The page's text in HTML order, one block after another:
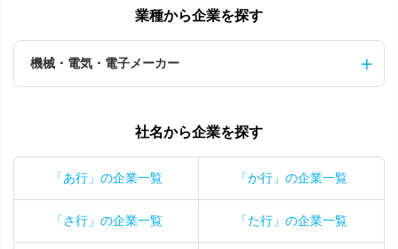
業種から企業を探す
機械・電気・電子メーカー
社名から企業を探す
「あ行」の企業一覧 「か行」の企業一覧
「さ行」の企業一覧 「た行」の企業一覧